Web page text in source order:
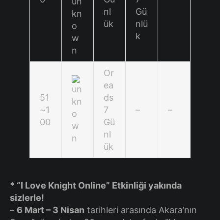
nl
ük
Gü
nlü
k
51
~1
00
Or
ea
ds
7
Gü
nl
ük
– –
* “I Love Knight Online” Etkinliği yakında
sizlerle!
– 6 Mart – 3 Nisan tarihleri arasında Akara’nın